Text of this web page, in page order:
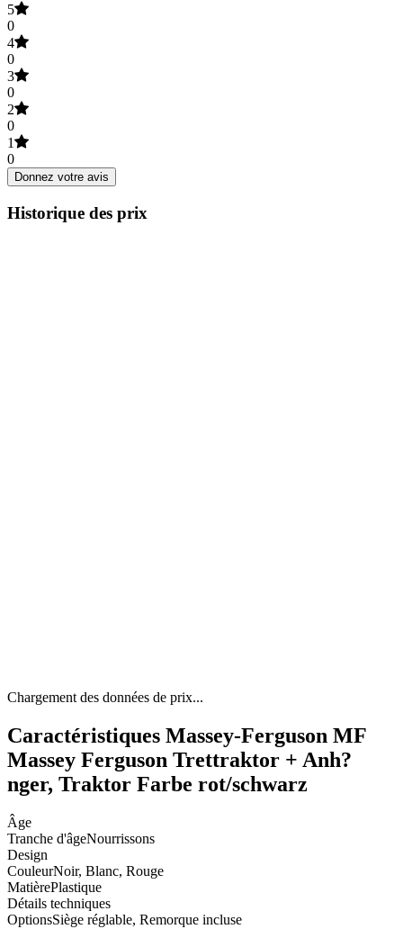
5
0
4
0
3
0
2
0
1
0
Donnez votre avis
Historique des prix
Chargement des données de prix...
Caractéristiques Massey-Ferguson MF
Massey Ferguson Trettraktor + Anh?
nger, Traktor Farbe rot/schwarz
Âge
Tranche d'âgeNourrissons
Design
CouleurNoir, Blanc, Rouge
MatièrePlastique
Détails techniques
OptionsSiège réglable, Remorque incluse